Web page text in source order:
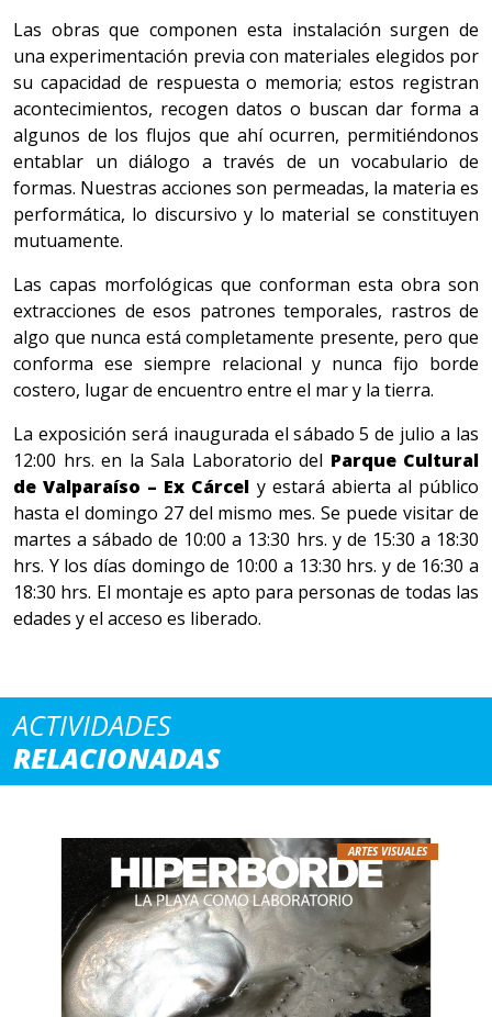
Las obras que componen esta instalación surgen de
una experimentación previa con materiales elegidos por
su capacidad de respuesta o memoria; estos registran
acontecimientos, recogen datos o buscan dar forma a
algunos de los flujos que ahí ocurren, permitiéndonos
entablar un diálogo a través de un vocabulario de
formas. Nuestras acciones son permeadas, la materia es
performática, lo discursivo y lo material se constituyen
mutuamente.
Las capas morfológicas que conforman esta obra son
extracciones de esos patrones temporales, rastros de
algo que nunca está completamente presente, pero que
conforma ese siempre relacional y nunca fijo borde
costero, lugar de encuentro entre el mar y la tierra.
La exposición será inaugurada el sábado 5 de julio a las
12:00 hrs. en la Sala Laboratorio del Parque Cultural
de Valparaíso – Ex Cárcel y estará abierta al público
hasta el domingo 27 del mismo mes. Se puede visitar de
martes a sábado de 10:00 a 13:30 hrs. y de 15:30 a 18:30
hrs. Y los días domingo de 10:00 a 13:30 hrs. y de 16:30 a
18:30 hrs. El montaje es apto para personas de todas las
edades y el acceso es liberado.
ACTIVIDADES
RELACIONADAS
ARTES VISUALES